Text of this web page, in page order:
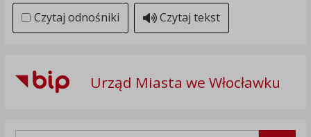
Czytaj odnośniki Czytaj tekst
Urząd Miasta we Włocławku